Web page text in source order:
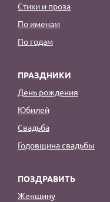
Стихи и проза
По именам
По годам
ПРАЗДНИКИ
День рождения
Юбилей
Свадьба
Годовщина свадьбы
ПОЗДРАВИТЬ
Женщину